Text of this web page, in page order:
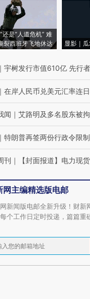
还是“人道危机” 难
裂西班牙飞地休达
显影｜
｜ 宇树发行市值610亿 先行
｜ 在岸人民币兑美元汇率连
闻 ｜ 艾路明及多名股东被拘
｜ 特朗普再签两份行政令限
刊 ｜ 【封面报道】电力现
网主编精选版电邮
新闻版电邮全新升级！财新
个工作日定时投递，篇篇重